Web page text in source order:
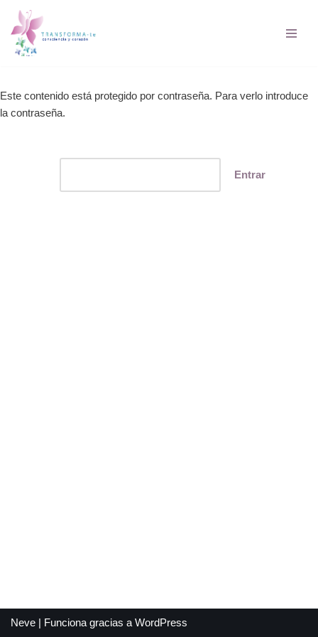
Saltar
al
Este contenido está protegido por contraseña. Para verlo introduce
la contraseña.
Neve | Funciona gracias a WordPress